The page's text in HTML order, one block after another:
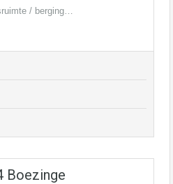
/ berging…
Boezinge